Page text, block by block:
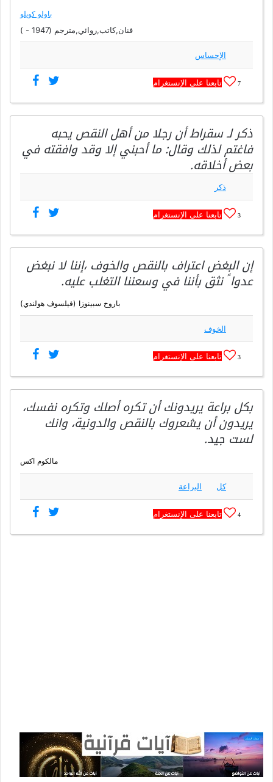
باولو كويلو
فنان,كاتب,روائي,مترجم (1947 - )
الإحساس
7 تابعنا على الإنستغرام
ذكر لـ سقراط أن رجلا من أهل النقص يحبه
فاغتم لذلك وقال: ما أحبني إلا وقد وافقته في
بعض أخلاقه.
ذكر
3 تابعنا على الإنستغرام
إن البغض اعتراف بالنقص والخوف ،إننا لا نبغض
عدوا ً نثق بأننا في وسعننا التغلب عليه.
باروخ سبينوزا (فيلسوف هولندي)
الخوف
3 تابعنا على الإنستغرام
بكل براعة يريدونك أن تكره أصلك وتكره نفسك،
يريدون أن يشعروك بالنقص والدونية، وانك
لست جيد.
مالكوم اكس
كل البراعة
4 تابعنا على الإنستغرام